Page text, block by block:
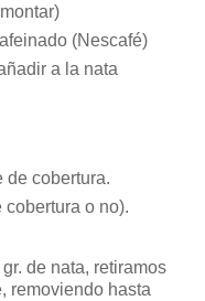
(Nescafé)
a la nata
de cobertura.
cobertura o no).
de nata, retiramos
removiendo hasta